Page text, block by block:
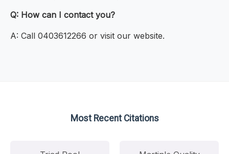
Q: How can I contact you?
A: Call 0403612266 or visit our website.
Most Recent Citations